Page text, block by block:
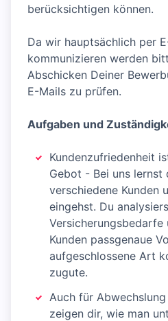
berücksichtigen können.
Da wir hauptsächlich per
kommunizieren werden
Abschicken Deiner
E-Mails zu prüfen.
Aufgaben und
Kundenzufriedenheit
Gebot - Bei uns lernst
verschiedene Kunden
eingehst. Du
Versicherungsbedarfe
Kunden passgenaue
aufgeschlossene Art
zugute.
Auch für
zeigen dir, wie man